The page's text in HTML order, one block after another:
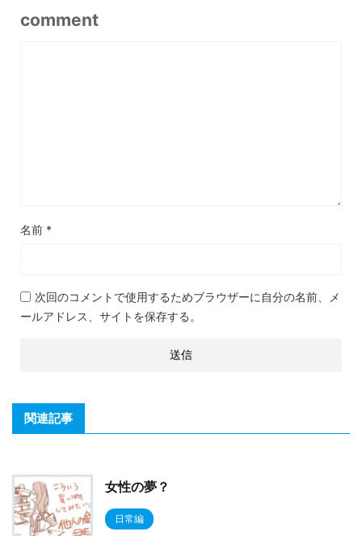
comment
名前 *
次回のコメントで使用するためブラウザーに自分の名前、メ
ールアドレス、サイトを保存する。
関連記事
女性の夢？
日常編